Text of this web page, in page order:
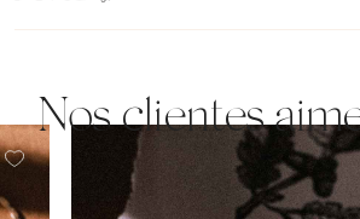
Nos clientes